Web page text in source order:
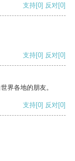
支持[0] 反对[0]
支持[0] 反对[0]
界各地的朋友。
支持[0] 反对[0]